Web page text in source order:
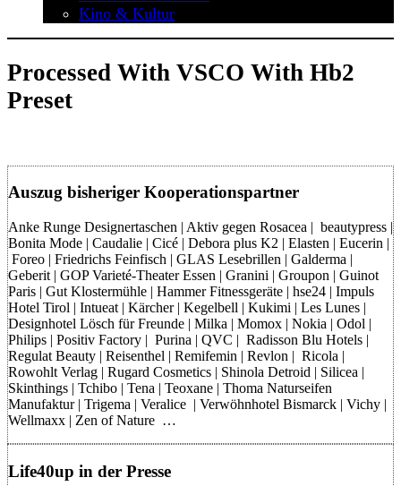
Kino & Kultur
Processed With VSCO With Hb2
Preset
Auszug bisheriger Kooperationspartner
Anke Runge Designertaschen | Aktiv gegen Rosacea | beautypress |
Bonita Mode | Caudalie | Cicé | Debora plus K2 | Elasten | Eucerin |
Foreo | Friedrichs Feinfisch | GLAS Lesebrillen | Galderma |
Geberit | GOP Varieté-Theater Essen | Granini | Groupon | Guinot
Paris | Gut Klostermühle | Hammer Fitnessgeräte | hse24 | Impuls
Hotel Tirol | Intueat | Kärcher | Kegelbell | Kukimi | Les Lunes |
Designhotel Lösch für Freunde | Milka | Momox | Nokia | Odol |
Philips | Positiv Factory | Purina | QVC | Radisson Blu Hotels |
Regulat Beauty | Reisenthel | Remifemin | Revlon | Ricola |
Rowohlt Verlag | Rugard Cosmetics | Shinola Detroid | Silicea |
Skinthings | Tchibo | Tena | Teoxane | Thoma Naturseifen
Manufaktur | Trigema | Veralice | Verwöhnhotel Bismarck | Vichy |
Wellmaxx | Zen of Nature …
Life40up in der Presse